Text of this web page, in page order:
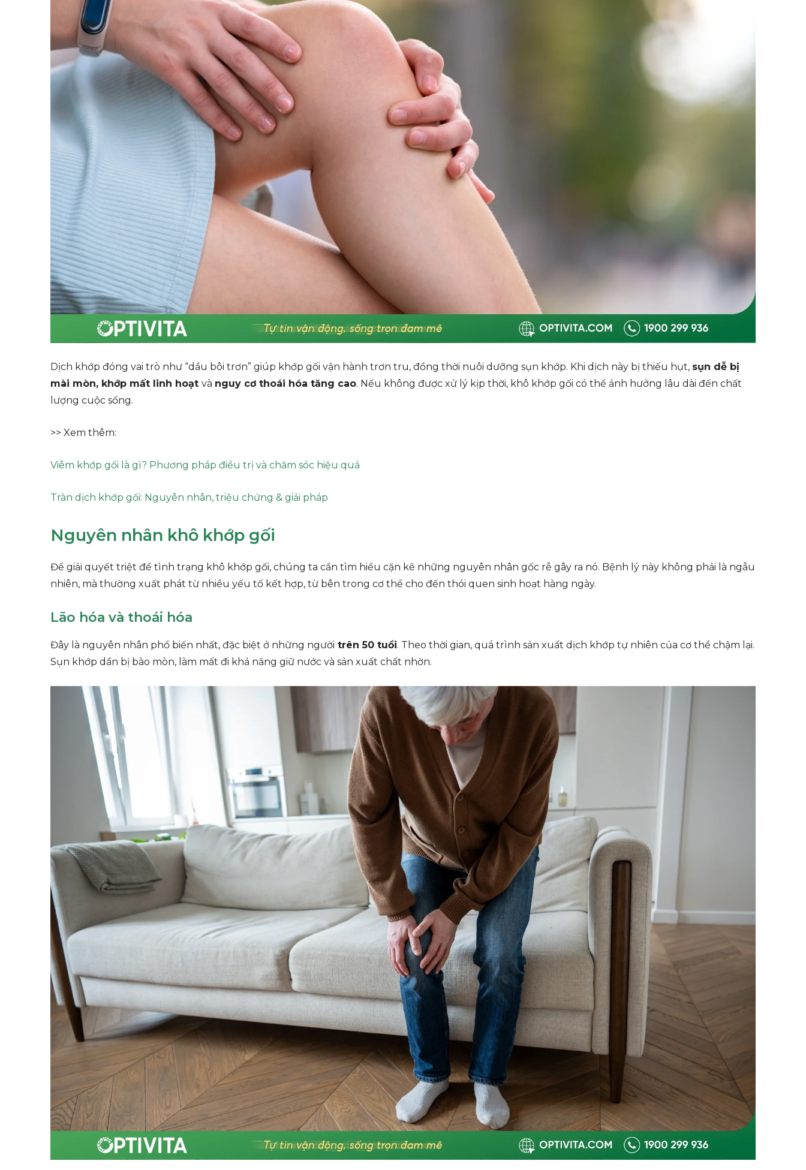
Dịch khớp đóng vai trò như “dầu bôi trơn” giúp khớp gối vận hành trơn tru, đồng thời nuôi dưỡng sụn khớp. Khi dịch này bị thiếu hụt, sụn dễ bị
mài mòn, khớp mất linh hoạt và nguy cơ thoái hóa tăng cao. Nếu không được xử lý kịp thời, khô khớp gối có thể ảnh hưởng lâu dài đến chất
lượng cuộc sống.
>> Xem thêm:
Viêm khớp gối là gì? Phương pháp điều trị và chăm sóc hiệu quả
Tràn dịch khớp gối: Nguyên nhân, triệu chứng & giải pháp
Nguyên nhân khô khớp gối
Để giải quyết triệt để tình trạng khô khớp gối, chúng ta cần tìm hiểu cặn kẽ những nguyên nhân gốc rễ gây ra nó. Bệnh lý này không phải là ngẫu
nhiên, mà thường xuất phát từ nhiều yếu tố kết hợp, từ bên trong cơ thể cho đến thói quen sinh hoạt hàng ngày.
Lão hóa và thoái hóa
Đây là nguyên nhân phổ biến nhất, đặc biệt ở những người trên 50 tuổi. Theo thời gian, quá trình sản xuất dịch khớp tự nhiên của cơ thể chậm lại.
Sụn khớp dần bị bào mòn, làm mất đi khả năng giữ nước và sản xuất chất nhờn.